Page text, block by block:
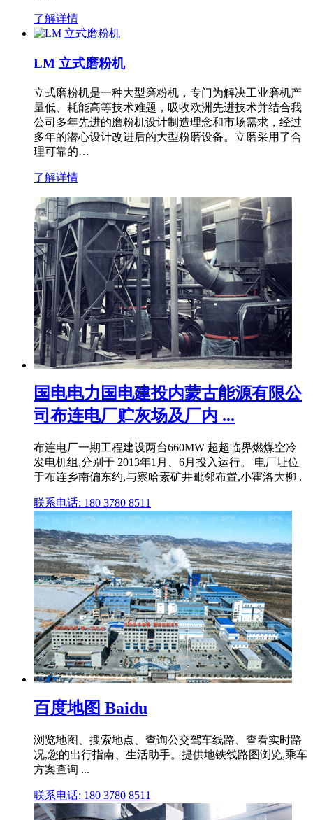
了解详情
LM 立式磨粉机
立式磨粉机是一种大型磨粉机，专门为解决工业磨机产
量低、耗能高等技术难题，吸收欧洲先进技术并结合我
公司多年先进的磨粉机设计制造理念和市场需求，经过
多年的潜心设计改进后的大型粉磨设备。立磨采用了合
理可靠的…
了解详情
国电电力国电建投内蒙古能源有限公
司布连电厂贮灰场及厂内 ...
布连电厂一期工程建设两台660MW 超超临界燃煤空冷
发电机组,分别于 2013年1月、6月投入运行。 电厂址位
于布连乡南偏东约,与察哈素矿井毗邻布置,小霍洛大柳 .
联系电话: 180 3780 8511
百度地图 Baidu
浏览地图、搜索地点、查询公交驾车线路、查看实时路
况,您的出行指南、生活助手。提供地铁线路图浏览,乘车
方案查询 ...
联系电话: 180 3780 8511